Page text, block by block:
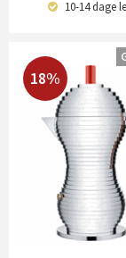
10-14 dage
18%